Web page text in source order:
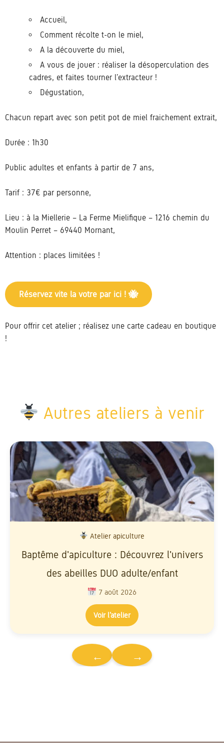
Accueil,
Comment récolte t-on le miel,
A la découverte du miel,
A vous de jouer : réaliser la désoperculation des
cadres, et faites tourner l’extracteur !
Dégustation,
Chacun repart avec son petit pot de miel fraichement extrait,
Durée : 1h30
Public adultes et enfants à partir de 7 ans,
Tarif : 37€ par personne,
Lieu : à la Miellerie – La Ferme Mielifique – 1216 chemin du
Moulin Perret – 69440 Mornant,
Attention : places limitées !
Réservez vite la votre par ici !
Pour offrir cet atelier ; réalisez une carte cadeau en boutique
!
Autres ateliers à venir
Atelier apiculture
Baptême d'apiculture : Découvrez l'univers
des abeilles DUO adulte/enfant
7 août 2026
Voir l’atelier
← →